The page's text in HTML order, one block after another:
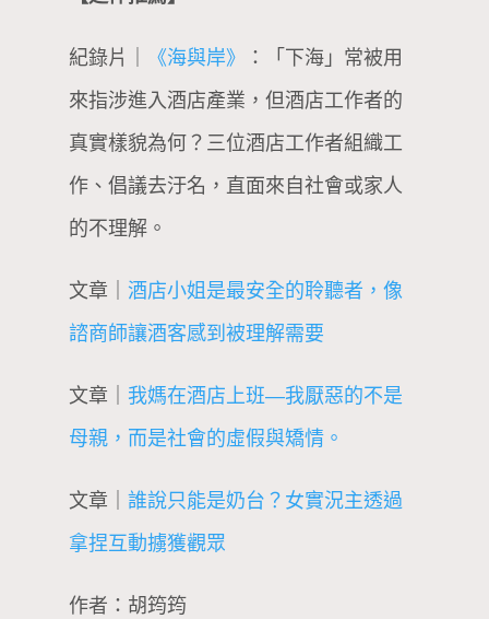
紀錄片｜ 《海與岸》
：「下海」常被用
來指涉進入酒店產業，但酒店工作者的
真實樣貌為何？三位酒店工作者組織工
作、倡議去汙名，直面來自社會或家人
的不理解。
文章｜ 酒店小姐是最安全的聆聽者，像
諮商師讓酒客感到被理解需要
文章｜ 我媽在酒店上班—我厭惡的不是
母親，而是社會的虛假與矯情。
文章｜ 誰說只能是奶台？女實況主透過
拿捏互動擄獲觀眾
作者：胡筠筠